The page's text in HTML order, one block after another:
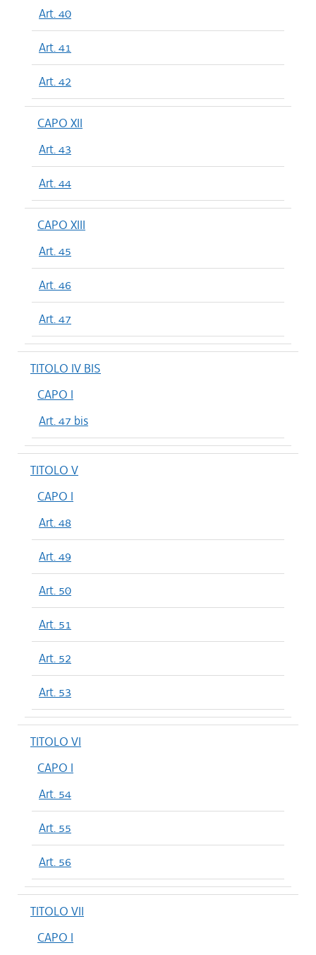
Art. 40
Art. 41
Art. 42
CAPO XII
Art. 43
Art. 44
CAPO XIII
Art. 45
Art. 46
Art. 47
TITOLO IV BIS
CAPO I
Art. 47 bis
TITOLO V
CAPO I
Art. 48
Art. 49
Art. 50
Art. 51
Art. 52
Art. 53
TITOLO VI
CAPO I
Art. 54
Art. 55
Art. 56
TITOLO VII
CAPO I